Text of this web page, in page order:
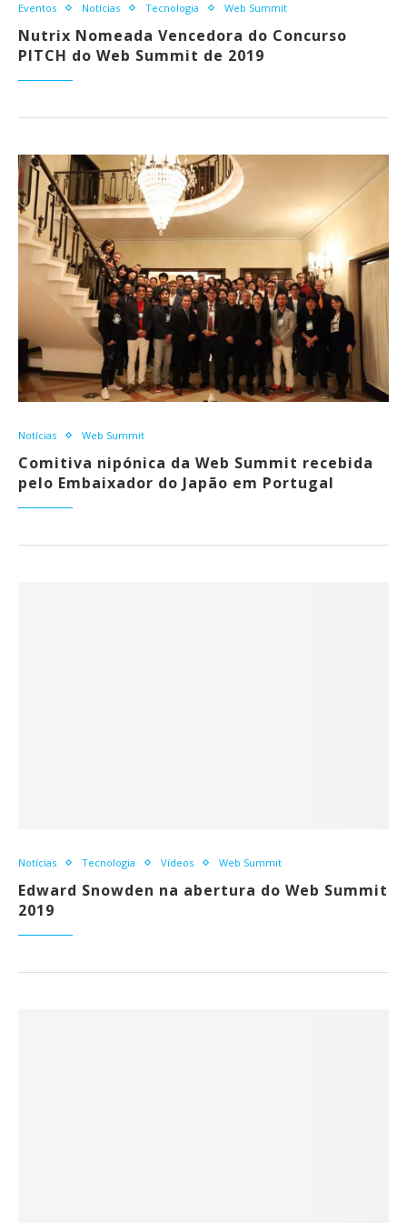
Eventos Notícias Tecnologia Web Summit
Nutrix Nomeada Vencedora do Concurso
PITCH do Web Summit de 2019
Notícias Web Summit
Comitiva nipónica da Web Summit recebida
pelo Embaixador do Japão em Portugal
Notícias Tecnologia Vídeos Web Summit
Edward Snowden na abertura do Web Summit
2019